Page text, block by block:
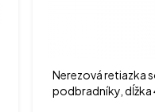
Nerezová retiazka
podbradníky, dĺžka